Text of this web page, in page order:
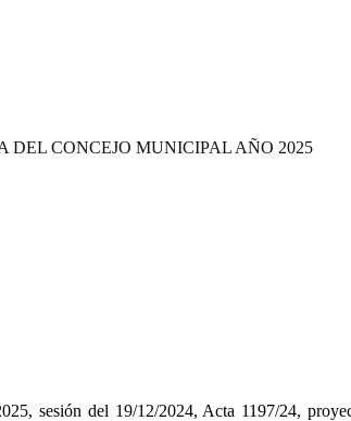
DEL CONCEJO MUNICIPAL AÑO 2025
5, sesión del 19/12/2024, Acta 1197/24,